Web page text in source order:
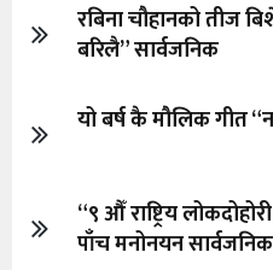
रबिना चौहानको तीज
बरिलै” सार्वजनिक
यो बर्ष कै मौलिक गीत
“९ औँ राष्ट्रिय
पाँच मनोनयन सार्वजनिक